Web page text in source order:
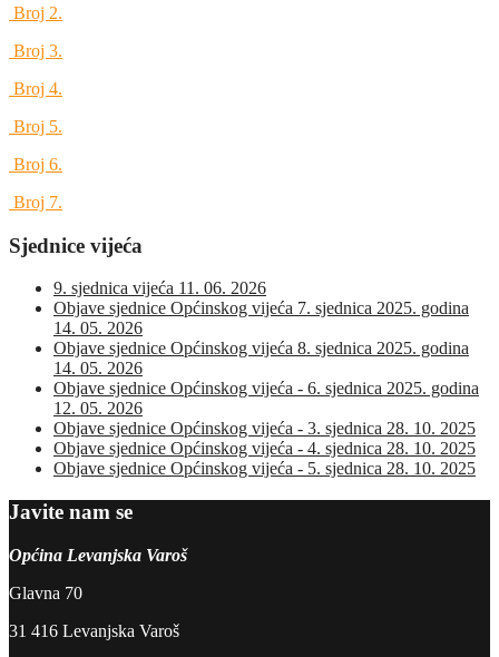
Broj 2.
Broj 3.
Broj 4.
Broj 5.
Broj 6.
Broj 7.
Sjednice vijeća
9. sjednica vijeća 11. 06. 2026
Objave sjednice Općinskog vijeća 7. sjednica 2025. godina
14. 05. 2026
Objave sjednice Općinskog vijeća 8. sjednica 2025. godina
14. 05. 2026
Objave sjednice Općinskog vijeća - 6. sjednica 2025. godina
12. 05. 2026
Objave sjednice Općinskog vijeća - 3. sjednica 28. 10. 2025
Objave sjednice Općinskog vijeća - 4. sjednica 28. 10. 2025
Objave sjednice Općinskog vijeća - 5. sjednica 28. 10. 2025
Javite nam se
Općina Levanjska Varoš
Glavna 70
31 416 Levanjska Varoš